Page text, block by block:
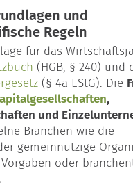
und
Regeln
für das
(HGB, § 240) und
(§ 4a EStG). Die
,
und
Branchen wie die
gemeinnützige
oder